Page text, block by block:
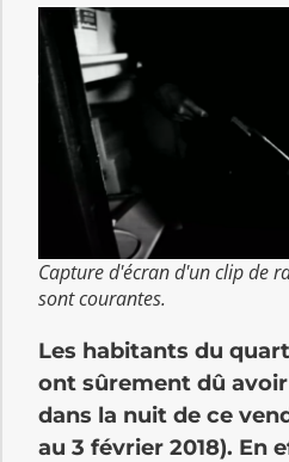
Capture d'écran d'un clip de
sont courantes.
Les habitants du
ont sûrement dû
dans la nuit de ce
au 3 février 2018). En